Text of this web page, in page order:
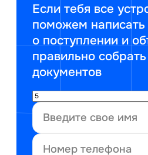
Если тебя все
поможем написать
о поступлении и
правильно
документов